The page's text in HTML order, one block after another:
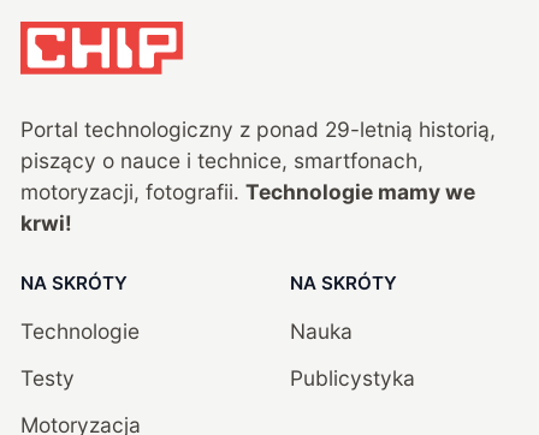
Portal technologiczny z ponad 29-letnią historią,
piszący o nauce i technice, smartfonach,
motoryzacji, fotografii. Technologie mamy we
krwi!
NA SKRÓTY
Technologie
Testy
Motoryzacja
NA SKRÓTY
Nauka
Publicystyka